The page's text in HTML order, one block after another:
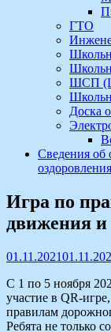
ГТО
ШСП
Доска
Сведения об
оздоровления
Игра по
движения
01.11.2021
С 1 по 5 ноября
участие в QR-
правилам
Ребята не только